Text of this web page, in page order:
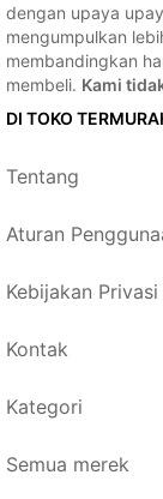
dengan upaya
mengumpulkan
membandingkan
membeli. Kami
DI TOKO
Tentang
Aturan
Kebijakan Privasi
Kontak
Kategori
Semua merek